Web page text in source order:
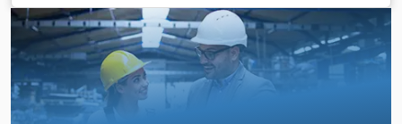
Afmetingen: 1015/950/1830 mm -Materiaal: roestvrij staal
Dcjdpfx Adod Ty Aqspok -Gewicht: 90 kg